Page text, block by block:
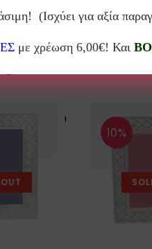
10%
(Ισχύει για αξία
με χρέωση 6,00€! Και